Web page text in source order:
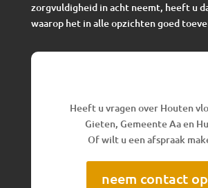
zorgvuldigheid in acht neemt, heeft u
waarop het in alle opzichten goed
Heeft u vragen over Houten
Gieten, Gemeente Aa en
Of wilt u een afspraak
neem contact op